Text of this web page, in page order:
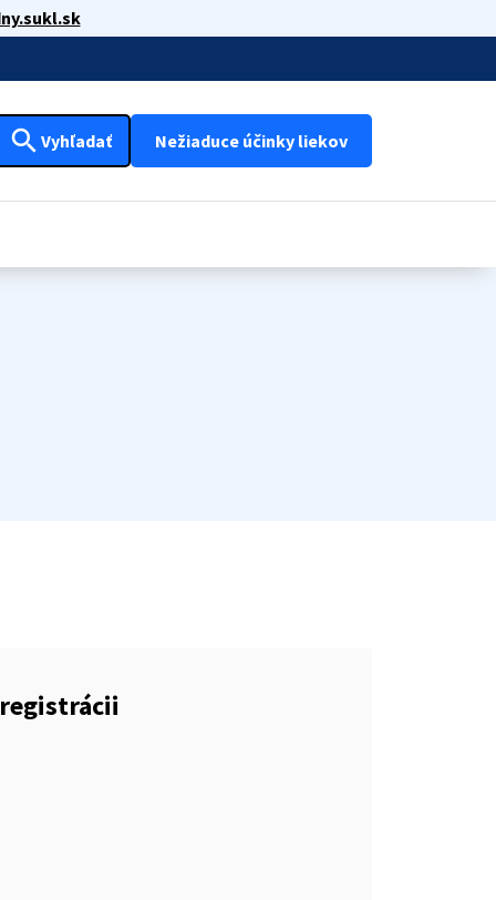
search Vyhľadať Nežiaduce účinky liekov